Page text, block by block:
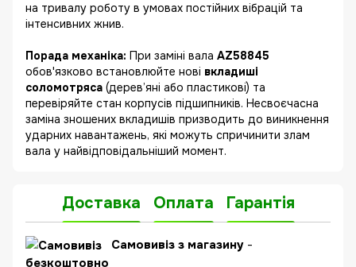
на тривалу роботу в умовах постійних вібрацій та
інтенсивних жнив.
Порада механіка: При заміні вала AZ58845
обов'язково встановлюйте нові вкладиші
соломотряса (дерев’яні або пластикові) та
перевіряйте стан корпусів підшипників. Несвоєчасна
заміна зношених вкладишів призводить до виникнення
ударних навантажень, які можуть спричинити злам
вала у найвідповідальніший момент.
Доставка Оплата Гарантія
Самовивіз з магазину -
безкоштовно